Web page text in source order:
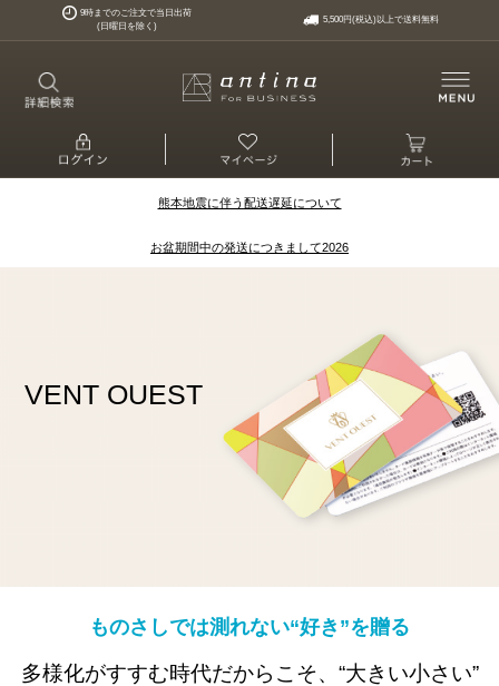
9時までのご注文で当日出荷
(日曜日を除く)
5,500円(税込)以上で送料無料
熊本地震に伴う配送遅延について
お盆期間中の発送につきまして2026
VENT OUEST
ものさしでは測れない“好き”を贈る
多様化がすすむ時代だからこそ、“大きい小さい”